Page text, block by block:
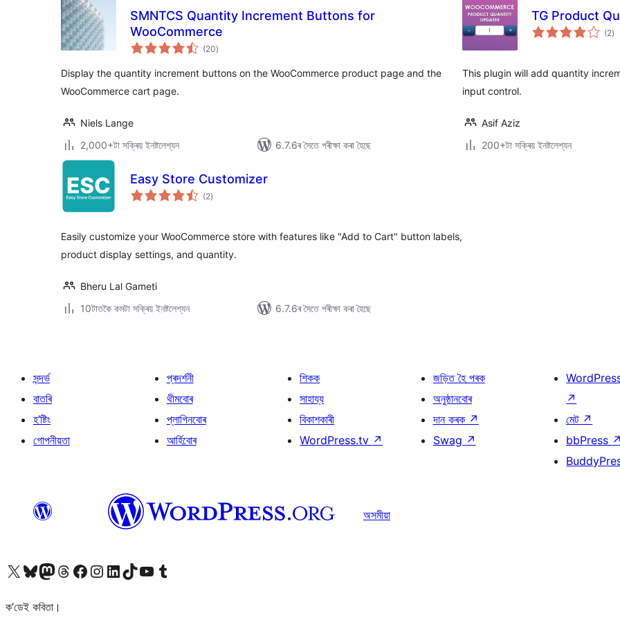
SMNTCS Quantity Increment Buttons for
WooCommerce
(20টা
মুঠ)
Display the quantity increment buttons on the WooCommerce product page and the
WooCommerce cart page.
Niels Lange
2,000+টা সক্ৰিয় ইনষ্টলেশ্যন
6.7.6ৰ সৈতে পৰীক্ষা কৰা হৈছে
TG Product
(2টা
মুঠ)
This plugin will add quantity
input control.
Asif Aziz
200+টা সক্ৰিয় ইনষ্টলেশ্যন
Easy Store Customizer
(2টা
মুঠ)
Easily customize your WooCommerce store with features like "Add to Cart" button labels,
product display settings, and quantity.
Bheru Lal Gameti
10টাতকৈ কমটা সক্ৰিয় ইনষ্টলেশ্যন
6.7.6ৰ সৈতে পৰীক্ষা কৰা হৈছে
সন্দৰ্ভ
বাতৰি
হ’ষ্টিং
গোপনীয়তা
প্ৰদৰ্শনী
থীমবোৰ
প্লাগিনবোৰ
আৰ্হিবোৰ
শিকক
সাহায্য
বিকাশকাৰী
WordPress.tv ↗
জড়িত হৈ পৰক
অনুষ্ঠানবোৰ
দান কৰক ↗
Swag ↗
↗
মেট ↗
bbPress ↗
অসমীয়া
আমাৰ X (আগৰ Twitter) একাউণ্টলৈ যাওকআমাৰ Bluesky একাউণ্টলৈ যাওকআমাৰ Mastodon একাউণ্টলৈ যাওকআমাৰ Threads একাউণ্টলৈ যাওকআমাৰ Facebook পৃষ্ঠালৈ যাওকআমাৰ Instagram একাউণ্টলৈ যাওকআমাৰ LinkedIn একাউণ্টলৈ যাওকআমাৰ TikTok একাউণ্টলৈ যাওকআমাৰ YouTube চেনেললৈ যাওকআমাৰ Tumblr একাউণ্টলৈ যাওক
ক’ডেই কবিতা।